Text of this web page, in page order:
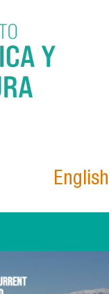
English